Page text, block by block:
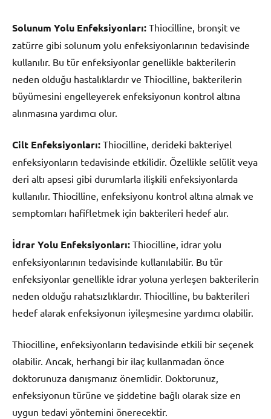
Solunum Yolu Enfeksiyonları: Thiocilline, bronşit ve
zatürre gibi solunum yolu enfeksiyonlarının tedavisinde
kullanılır. Bu tür enfeksiyonlar genellikle bakterilerin
neden olduğu hastalıklardır ve Thiocilline, bakterilerin
büyümesini engelleyerek enfeksiyonun kontrol altına
alınmasına yardımcı olur.
Cilt Enfeksiyonları: Thiocilline, derideki bakteriyel
enfeksiyonların tedavisinde etkilidir. Özellikle selülit veya
deri altı apsesi gibi durumlarla ilişkili enfeksiyonlarda
kullanılır. Thiocilline, enfeksiyonu kontrol altına almak ve
semptomları hafifletmek için bakterileri hedef alır.
İdrar Yolu Enfeksiyonları: Thiocilline, idrar yolu
enfeksiyonlarının tedavisinde kullanılabilir. Bu tür
enfeksiyonlar genellikle idrar yoluna yerleşen bakterilerin
neden olduğu rahatsızlıklardır. Thiocilline, bu bakterileri
hedef alarak enfeksiyonun iyileşmesine yardımcı olabilir.
Thiocilline, enfeksiyonların tedavisinde etkili bir seçenek
olabilir. Ancak, herhangi bir ilaç kullanmadan önce
doktorunuza danışmanız önemlidir. Doktorunuz,
enfeksiyonun türüne ve şiddetine bağlı olarak size en
uygun tedavi yöntemini önerecektir.